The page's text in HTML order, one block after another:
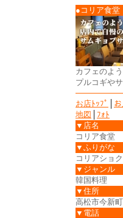
●コリア食
カフェのよ
プルコギや
お店ﾄｯﾌﾟ
地図
ﾌｫﾄ
▼店名
コリア食堂
▼ふりがな
コリアショ
▼ジャンル
韓国料理
▼住所
高松市今新
▼電話